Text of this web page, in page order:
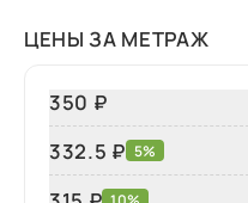
ЦЕНЫ ЗА МЕТРАЖ
350 ₽
332.5 ₽ 5%